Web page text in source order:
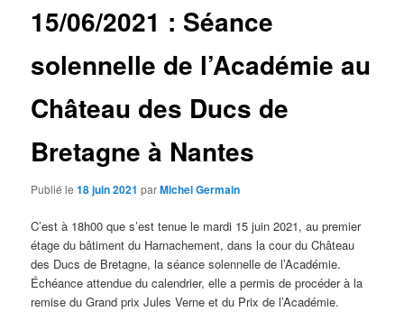
15/06/2021 : Séance
solennelle de l’Académie au
Château des Ducs de
Bretagne à Nantes
Publié le18 juin 2021 parMichel Germain
C’est à 18h00 que s’est tenue le mardi 15 juin 2021, au premier
étage du bâtiment du Harnachement, dans la cour du Château
des Ducs de Bretagne, la séance solennelle de l’Académie.
Échéance attendue du calendrier, elle a permis de procéder à la
remise du Grand prix Jules Verne et du Prix de l’Académie.